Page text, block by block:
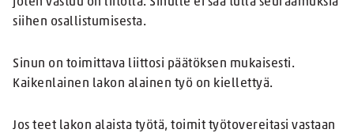
siihen osallistumisesta.
Sinun on toimittava liittosi päätöksen mukaisesti.
Kaikenlainen lakon alainen työ on kiellettyä.
Jos teet lakon alaista työtä, toimit työtovereitasi vastaan